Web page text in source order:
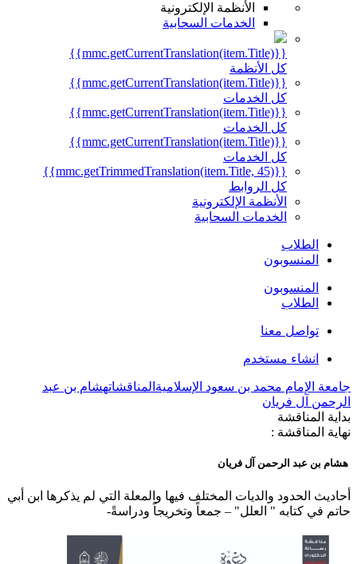
الأنظمة الإلكترونية
الخدمات السحابية
{{mmc.getCurrentTranslation(item.Title)}}
كل الأنظمة
{{mmc.getCurrentTranslation(item.Title)}}
كل الخدمات
{{mmc.getCurrentTranslation(item.Title)}}
كل الخدمات
{{mmc.getCurrentTranslation(item.Title)}}
كل الخدمات
{{mmc.getTrimmedTranslation(item.Title, 45)}}
كل الروابط
الأنظمة الإلكترونية
الخدمات السحابية
الطلاب
المنسوبون
المنسوبون
الطلاب
تواصل معنا
انشاء مستخدم
جامعة الإمام محمد بن سعود الإسلامية المناقشاتهشام بن عبد
الرحمن آل فريان
بداية المناقشة
نهاية المناقشة :
هشام بن عبد الرحمن آل فريان
​أحاديث الحدود والديات المختلف فيها والمعلة التي لم يذكرها ابن أبي
حاتم في كتابه " العلل" – جمعاً وتخريجاً ودراسةً-